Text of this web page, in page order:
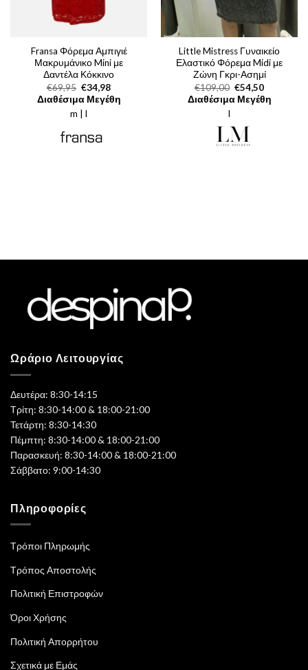
Fransa Φόρεμα Αμπιγιέ
Μακρυμάνικο Mini με
Δαντέλα Κόκκινο
€69,95 Original
price
was:
€69,95.
€34,98Η
τρέχουσα
τιμή
Διαθέσιμα Μεγέθη
m | l
Little Mistress Γυναικείο
Ελαστικό Φόρεμα Midi με
Ζώνη Γκρι-Ασημί
€109,00 Original
price
was:
€54,50Η
τρέχουσα
τιμή
Διαθέσιμα Μεγέθη
l
Ωράριο Λειτουργίας
Δευτέρα: 8:30-14:15
Τρίτη: 8:30-14:00 & 18:00-21:00
Τετάρτη: 8:30-14:30
Πέμπτη: 8:30-14:00 & 18:00-21:00
Παρασκευή: 8:30-14:00 & 18:00-21:00
Σάββατο: 9:00-14:30
Πληροφορίες
Τρόποι Πληρωμής
Τρόπος Αποστολής
Πολιτική Επιστροφών
Όροι Χρήσης
Πολιτική Απορρήτου
Σχετικά με Εμάς